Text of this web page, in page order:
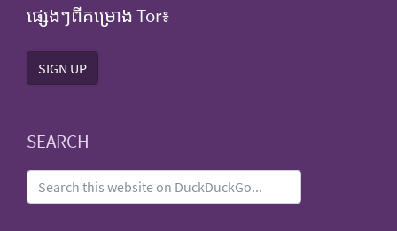
ផ្សេងៗពីគម្រោង Tor៖
SIGN UP
SEARCH